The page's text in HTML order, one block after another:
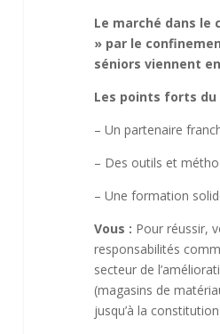
Le marché dans le
» par le
séniors viennent
Les points forts du
– Un partenaire
– Des outils et
– Une formation
Vous : Pour réussir,
responsabilités
secteur de
(magasins de
jusqu’à la